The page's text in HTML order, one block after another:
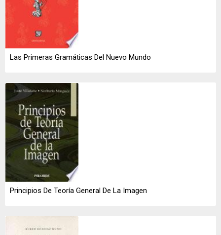
Las Primeras Gramáticas Del Nuevo Mundo
Principios De Teoría General De La Imagen